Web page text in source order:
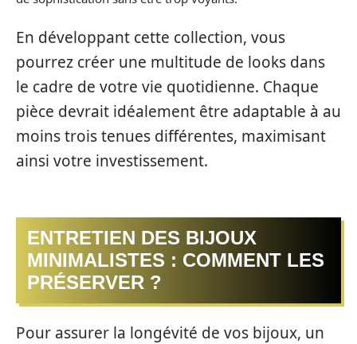
En développant cette collection, vous
pourrez créer une multitude de looks dans
le cadre de votre vie quotidienne. Chaque
pièce devrait idéalement être adaptable à au
moins trois tenues différentes, maximisant
ainsi votre investissement.
ENTRETIEN DES BIJOUX
MINIMALISTES : COMMENT LES
PRÉSERVER ?
Pour assurer la longévité de vos bijoux, un